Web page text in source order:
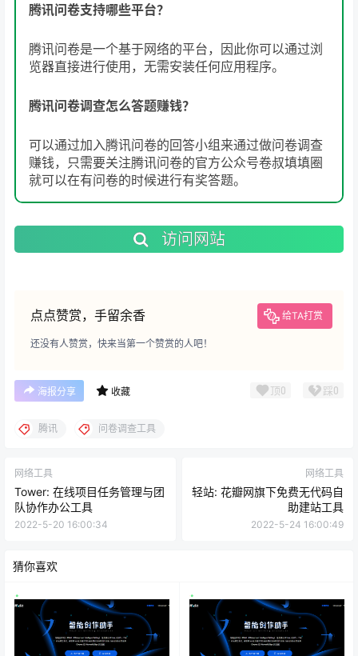
腾讯问卷支持哪些平台？
腾讯问卷是一个基于网络的平台，因此你可以通过浏
览器直接进行使用，无需安装任何应用程序。
腾讯问卷调查怎么答题赚钱？
可以通过加入腾讯问卷的回答小组来通过做问卷调查
赚钱，只需要关注腾讯问卷的官方公众号卷叔填填圈
就可以在有问卷的时候进行有奖答题。
访问网站
点点赞赏，手留余香 给TA打赏
还没有人赞赏，快来当第一个赞赏的人吧！
海报分享 收藏 顶0 踩0
腾讯 问卷调查工具
网络工具
Tower: 在线项目任务管理与团
队协作办公工具
2022-5-20 16:00:34
网络工具
轻站: 花瓣网旗下免费无代码自
助建站工具
2022-5-24 16:00:49
猜你喜欢